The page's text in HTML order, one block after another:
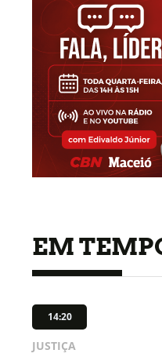
EM
14:20
JUSTIÇA